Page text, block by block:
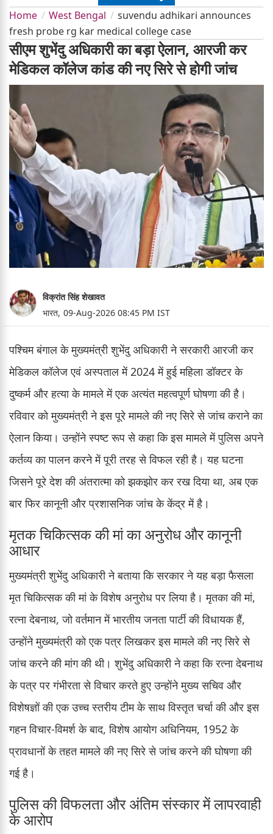
Home West Bengal
suvendu adhikari announces
fresh probe rg kar medical college case
सीएम शुभेंदु अधिकारी का बड़ा ऐलान, आरजी कर
मेडिकल कॉलेज कांड की नए सिरे से होगी जांच
विक्रांत सिंह शेखावत
भारत, 09-Aug-2026 08:45 PM IST
पश्चिम बंगाल के मुख्यमंत्री शुभेंदु अधिकारी ने सरकारी आरजी कर
मेडिकल कॉलेज एवं अस्पताल में 2024 में हुई महिला डॉक्टर के
दुष्कर्म और हत्या के मामले में एक अत्यंत महत्वपूर्ण घोषणा की है।
रविवार को मुख्यमंत्री ने इस पूरे मामले की नए सिरे से जांच कराने का
ऐलान किया। उन्होंने स्पष्ट रूप से कहा कि इस मामले में पुलिस अपने
कर्तव्य का पालन करने में पूरी तरह से विफल रही है। यह घटना
जिसने पूरे देश की अंतरात्मा को झकझोर कर रख दिया था, अब एक
बार फिर कानूनी और प्रशासनिक जांच के केंद्र में है।
मृतक चिकित्सक की मां का अनुरोध और कानूनी
आधार
मुख्यमंत्री शुभेंदु अधिकारी ने बताया कि सरकार ने यह बड़ा फैसला
मृत चिकित्सक की मां के विशेष अनुरोध पर लिया है। मृतका की मां,
रत्ना देबनाथ, जो वर्तमान में भारतीय जनता पार्टी की विधायक हैं,
उन्होंने मुख्यमंत्री को एक पत्र लिखकर इस मामले की नए सिरे से
जांच करने की मांग की थी। शुभेंदु अधिकारी ने कहा कि रत्ना देबनाथ
के पत्र पर गंभीरता से विचार करते हुए उन्होंने मुख्य सचिव और
विशेषज्ञों की एक उच्च स्तरीय टीम के साथ विस्तृत चर्चा की और इस
गहन विचार-विमर्श के बाद, विशेष आयोग अधिनियम, 1952 के
प्रावधानों के तहत मामले की नए सिरे से जांच करने की घोषणा की
गई है।
पुलिस की विफलता और अंतिम संस्कार में लापरवाही
के आरोप